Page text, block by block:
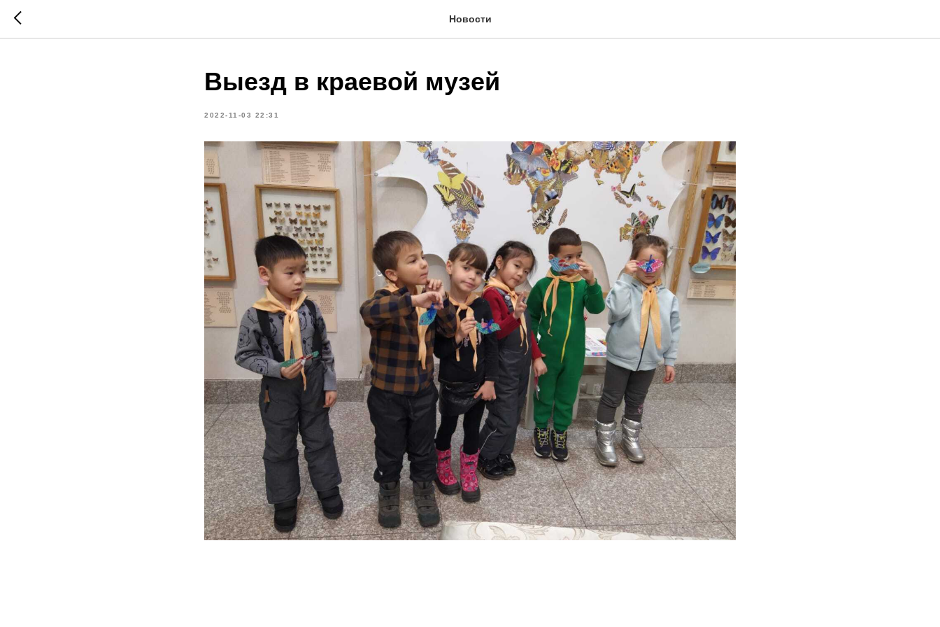
Новости
Выезд в краевой музей
2022-11-03 22:31